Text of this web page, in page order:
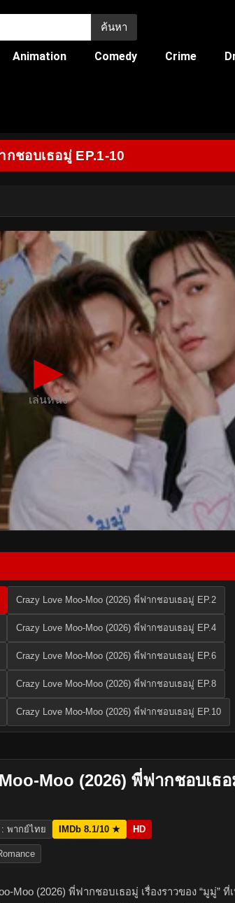
ค้นหา
Animation Comedy Crime
ชอบเธอมู่ EP.1-10
▶
เล่นหนัง
Crazy Love Moo-Moo (2026) พี่ฟากชอบเธอมู่ EP.2
Crazy Love Moo-Moo (2026) พี่ฟากชอบเธอมู่ EP.4
Crazy Love Moo-Moo (2026) พี่ฟากชอบเธอมู่ EP.6
Crazy Love Moo-Moo (2026) พี่ฟากชอบเธอมู่ EP.8
Crazy Love Moo-Moo (2026) พี่ฟากชอบเธอมู่ EP.10
Moo (2026) พี่ฟากชอบเธอ
: พากย์ไทย IMDb 8.1/10 ★ HD
Moo (2026) พี่ฟากชอบเธอมู่ เรื่องราวของ “มูมู่” ที่